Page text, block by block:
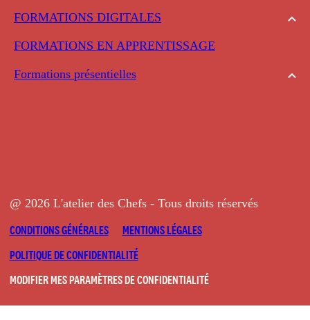
FORMATIONS DIGITALES
FORMATIONS EN APPRENTISSAGE
Formations présentielles
@ 2026 L'atelier des Chefs - Tous droits réservés
CONDITIONS GÉNÉRALES
MENTIONS LÉGALES
POLITIQUE DE CONFIDENTIALITÉ
MODIFIER MES PARAMÈTRES DE CONFIDENTIALITÉ